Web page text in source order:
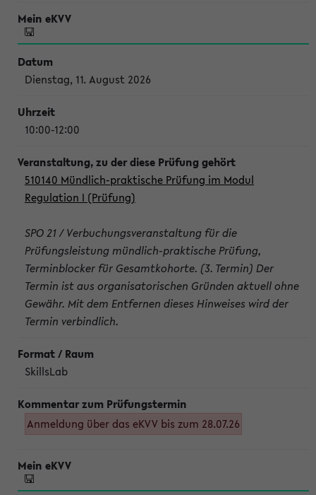
Dienstag, 11. August 2026
10:00-12:00
510140 Mündlich-praktische Prüfung im Modul
Regulation I (Prüfung)
SPO 21 / Verbuchungsveranstaltung für die
Prüfungsleistung mündlich-praktische Prüfung,
Terminblocker für Gesamtkohorte. (3. Termin) Der
Termin ist aus organisatorischen Gründen aktuell ohne
Gewähr. Mit dem Entfernen dieses Hinweises wird der
Termin verbindlich.
SkillsLab
Anmeldung über das eKVV bis zum 28.07.26